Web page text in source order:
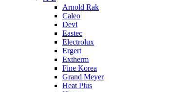
Arnold Rak
Caleo
Devi
Eastec
Electrolux
Ergert
Extherm
Fine Korea
Grand Meyer
Heat Plus